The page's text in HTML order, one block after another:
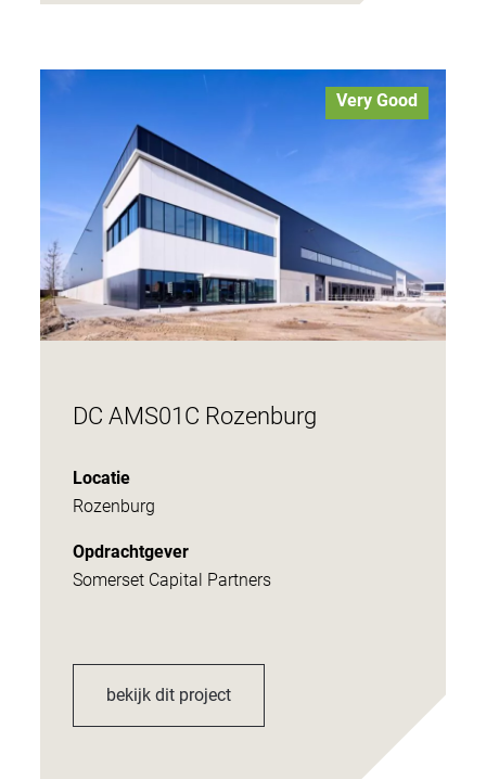
Very Good
DC AMS01C Rozenburg
Locatie
Rozenburg
Opdrachtgever
Somerset Capital Partners
bekijk dit project